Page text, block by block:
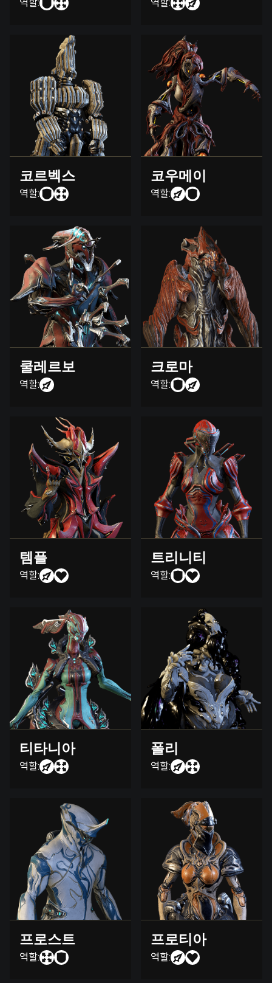
역할: 역할:
코르벡스
역할:
코우메이
역할:
쿨레르보
역할:
크로마
역할:
템플
역할:
트리니티
역할:
티타니아
역할:
폴리
역할:
프로스트
역할:
프로티아
역할: